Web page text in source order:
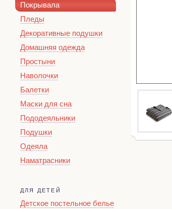
Покрывала
Пледы
Декоративные подушки
Домашняя одежда
Простыни
Наволочки
Балетки
Маски для сна
Пододеяльники
Подушки
Одеяла
Наматрасники
ДЛЯ ДЕТЕЙ
Детское постельное белье